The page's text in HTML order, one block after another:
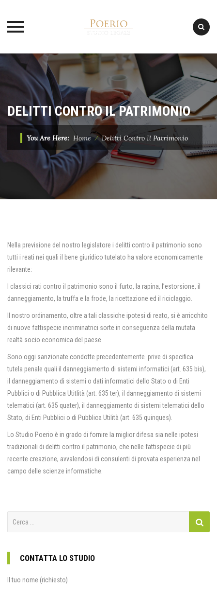
Skip
content
DELITTI CONTRO IL PATRIMONIO
You Are Here: Home⁄Delitti Contro Il Patrimonio
Nella previsione del nostro legislatore i delitti contro il patrimonio sono
tutti i reati nei quali il bene giuridico tutelato ha valore economicamente
rilevante:
I classici rati contro il patrimonio sono il furto, la rapina, l’estorsione, il
danneggiamento, la truffa e la frode, la ricettazione ed il riciclaggio.
Il nostro ordinamento, oltre a tali classiche ipotesi di reato, si è arricchito
di nuove fattispecie incriminatrici sorte in conseguenza della mutata
realtà socio economica del paese.
Sono oggi sanzionate condotte precedentemente prive di specifica
tutela penale quali il danneggiamento di sistemi informatici (art. 635 bis),
il danneggiamento di sistemi o dati informatici dello Stato o di Enti
Pubblici o di Pubblica Utitlità (art. 635 ter), il danneggiamento di sistemi
telematici (art. 635 quater), il danneggiamento di sistemi telematici dello
Stato, di Enti Pubblici o di Pubblica Utilità (art. 635 quinques).
Lo Studio Poerio è in grado di fornire la miglior difesa sia nelle ipotesi
tradizionali di delitti contro il patrimonio, che nelle fattispecie di più
recente creazione, avvalendosi di consulenti di provata esperienza nel
campo delle scienze informatiche.
CONTATTA LO STUDIO
Il tuo nome (richiesto)